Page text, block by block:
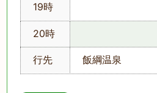
19時
20時
行先 飯綱温泉